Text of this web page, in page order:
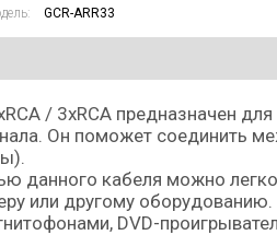
GCR-ARR33
/ 3хRCA предназначен
Он поможет соединить
данного кабеля можно легко
или другому
DVD-